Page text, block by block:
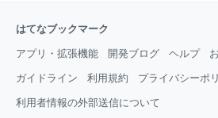
はてなブックマーク
アプリ・拡張機能 開発ブログ ヘルプ
ガイドライン 利用規約 プライバシーポ
利用者情報の外部送信について